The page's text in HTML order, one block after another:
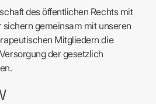
des öffentlichen Rechts mit
sichern gemeinsam mit unseren
Mitgliedern die
der gesetzlich